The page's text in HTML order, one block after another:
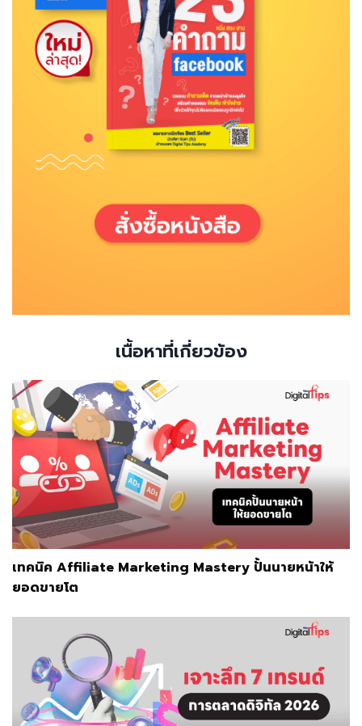
เนื้อหาที่เกี่ยวข้อง
เทคนิค Affiliate Marketing Mastery ปั้นนายหน้าให้
ยอดขายโต